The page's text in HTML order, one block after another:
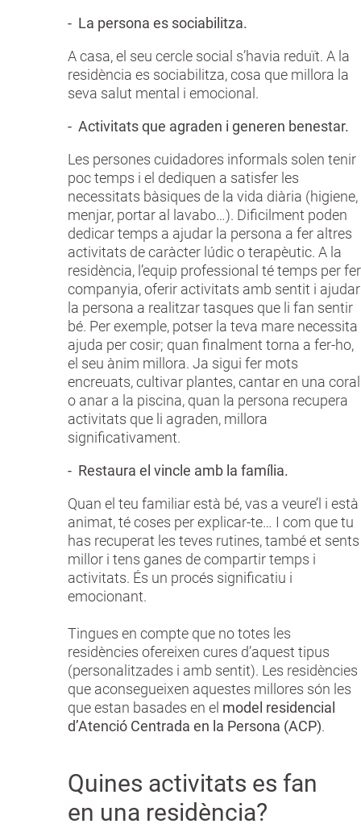
- La persona es sociabilitza.
A casa, el seu cercle social s’havia reduït. A la
residència es sociabilitza, cosa que millora la
seva salut mental i emocional.
- Activitats que agraden i generen benestar.
Les persones cuidadores informals solen tenir
poc temps i el dediquen a satisfer les
necessitats bàsiques de la vida diària (higiene,
menjar, portar al lavabo…). Dificilment poden
dedicar temps a ajudar la persona a fer altres
activitats de caràcter lúdic o terapèutic. A la
residència, l’equip professional té temps per fer
companyia, oferir activitats amb sentit i ajudar
la persona a realitzar tasques que li fan sentir
bé. Per exemple, potser la teva mare necessita
ajuda per cosir; quan finalment torna a fer-ho,
el seu ànim millora. Ja sigui fer mots
encreuats, cultivar plantes, cantar en una coral
o anar a la piscina, quan la persona recupera
activitats que li agraden, millora
significativament.
- Restaura el vincle amb la família.
Quan el teu familiar està bé, vas a veure’l i està
animat, té coses per explicar-te… I com que tu
has recuperat les teves rutines, també et sents
millor i tens ganes de compartir temps i
activitats. És un procés significatiu i
emocionant.
Tingues en compte que no totes les
residències ofereixen cures d’aquest tipus
(personalitzades i amb sentit). Les residències
que aconsegueixen aquestes millores són les
que estan basades en el model residencial
d’Atenció Centrada en la Persona (ACP).
Quines activitats es fan
en una residència?